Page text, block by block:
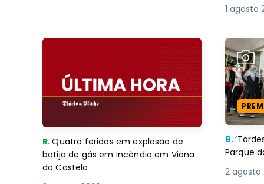
1 agosto
R.Quatro feridos em explosão de
botija de gás em incêndio em Viana
do Castelo
B.
Parque
2 agosto